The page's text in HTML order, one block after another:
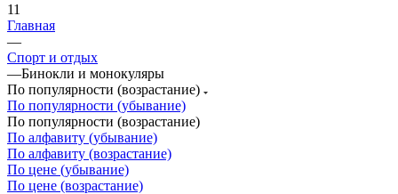
11
Главная
—
Спорт и отдых
—Бинокли и монокуляры
По популярности (возрастание)
По популярности (убывание)
По популярности (возрастание)
По алфавиту (убывание)
По алфавиту (возрастание)
По цене (убывание)
По цене (возрастание)